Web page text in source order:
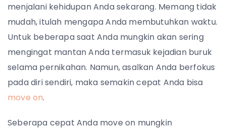
menjalani kehidupan Anda sekarang. Memang tidak
mudah, itulah mengapa Anda membutuhkan waktu.
Untuk beberapa saat Anda mungkin akan sering
mengingat mantan Anda termasuk kejadian buruk
selama pernikahan. Namun, asalkan Anda berfokus
pada diri sendiri, maka semakin cepat Anda bisa
move on.
Seberapa cepat Anda move on mungkin